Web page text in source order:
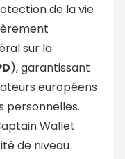
de la vie
sur la
), garantissant
européens
personnelles.
Wallet
de niveau